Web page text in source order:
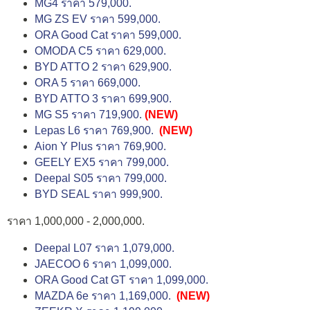
MG4 ราคา 579,000.
MG ZS EV ราคา 599,000.
ORA Good Cat ราคา 599,000.
OMODA C5 ราคา 629,000.
BYD ATTO 2 ราคา 629,900.
ORA 5 ราคา 669,000.
BYD ATTO 3 ราคา 699,900.
MG S5 ราคา 719,900. (NEW)
Lepas L6 ราคา 769,900. (NEW)
Aion Y Plus ราคา 769,900.
GEELY EX5 ราคา 799,000.
Deepal S05 ราคา 799,000.
BYD SEAL ราคา 999,900.
ราคา 1,000,000 - 2,000,000.
Deepal L07 ราคา 1,079,000.
JAECOO 6 ราคา 1,099,000.
ORA Good Cat GT ราคา 1,099,000.
MAZDA 6e ราคา 1,169,000. (NEW)